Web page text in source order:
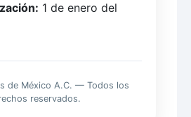
1 de enero del
de México A.C. — Todos los
reservados.